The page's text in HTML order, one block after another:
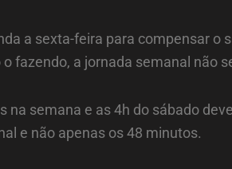
a sexta-feira para compensar
fazendo, a jornada semanal não
semana e as 4h do sábado
e não apenas os 48 minutos.